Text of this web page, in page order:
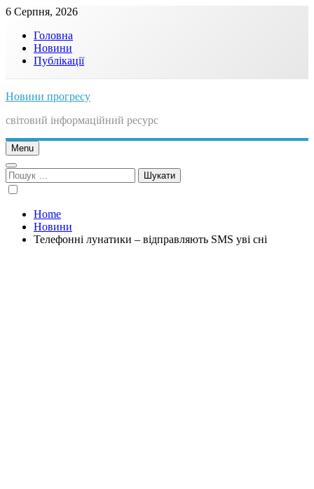
Skip
content
6 Серпня, 2026
Головна
Новини
Публікації
Новини прогресу
світовий інформаційний ресурс
Menu
Пошук:
Home
Новини
Телефонні лунатики – відправляють SMS уві сні